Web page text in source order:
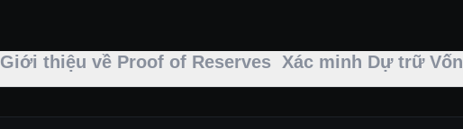
Giới thiệu về Proof of Reserves Xác minh Dự trữ Vốn